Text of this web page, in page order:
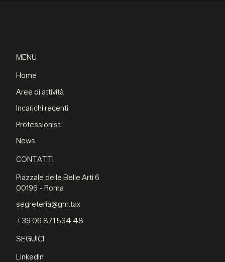
MENU
Home
Aree di attività
Incarichi recenti
Professionisti
News
CONTATTI
Piazzale delle Belle Arti 6
00196 - Roma
segreteria@gm.tax
+39 06 871 534 48
SEGUICI
LinkedIn